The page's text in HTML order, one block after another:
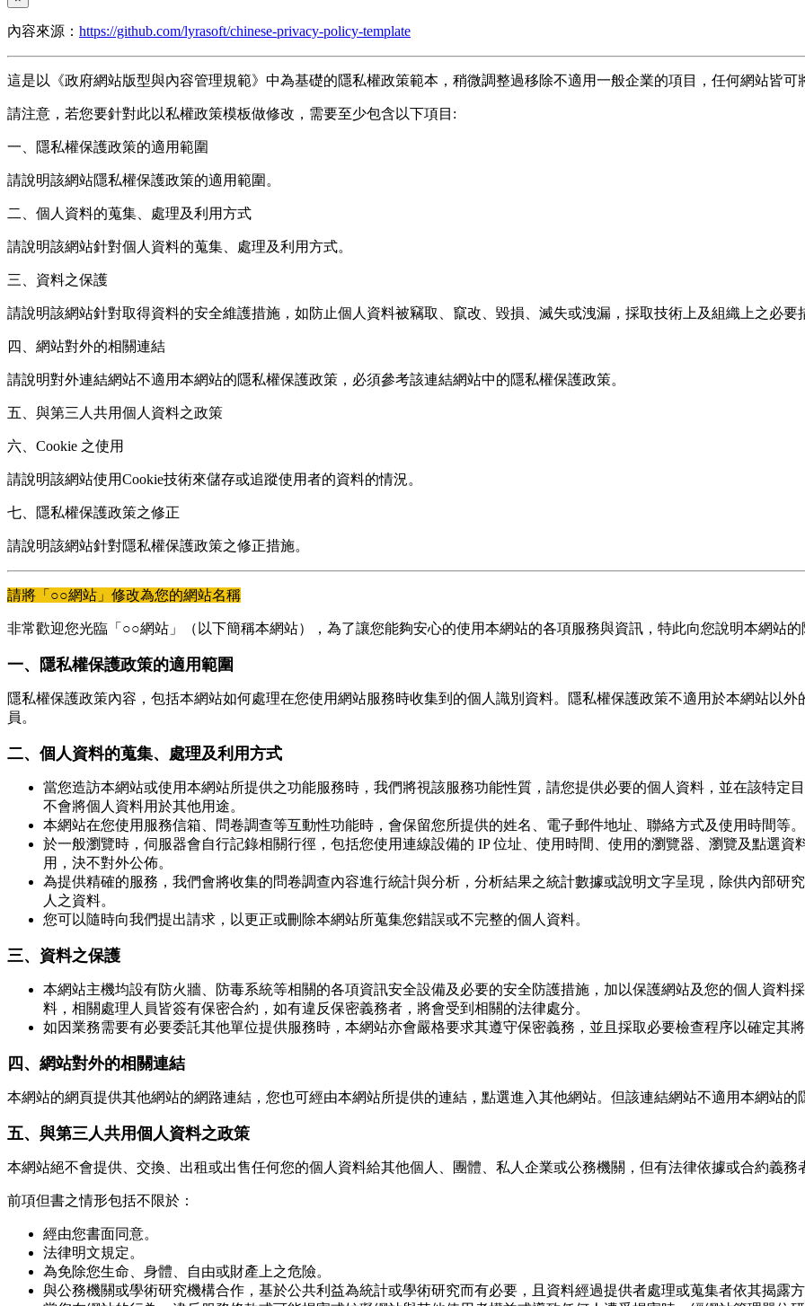
內容來源： https://github.com/lyrasoft/chinese-privacy-policy-template
這是以《政府網站版型與內容管理規範》中為基礎的隱私權政策範本，稍微調整過移除不適用一般企業的項目，任何網站皆
請注意，若您要針對此以私權政策模板做修改，需要至少包含以下項目:
一、隱私權保護政策的適用範圍
請說明該網站隱私權保護政策的適用範圍。
二、個人資料的蒐集、處理及利用方式
請說明該網站針對個人資料的蒐集、處理及利用方式。
三、資料之保護
請說明該網站針對取得資料的安全維護措施，如防止個人資料被竊取、竄改、毀損、滅失或洩漏，採取技術上及組織上之必要
四、網站對外的相關連結
請說明對外連結網站不適用本網站的隱私權保護政策，必須參考該連結網站中的隱私權保護政策。
五、與第三人共用個人資料之政策
六、Cookie 之使用
請說明該網站使用Cookie技術來儲存或追蹤使用者的資料的情況。
七、隱私權保護政策之修正
請說明該網站針對隱私權保護政策之修正措施。
請將「○○網站」修改為您的網站名稱
非常歡迎您光臨「○○網站」（以下簡稱本網站），為了讓您能夠安心的使用本網站的各項服務與資訊，特此向您說明本網站
一、隱私權保護政策的適用範圍
隱私權保護政策內容，包括本網站如何處理在您使用網站服務時收集到的個人識別資料。隱私權保護政策不適用於本網站以
員。
二、個人資料的蒐集、處理及利用方式
當您造訪本網站或使用本網站所提供之功能服務時，我們將視該服務功能性質，請您提供必要的個人資料，並在該特定
不會將個人資料用於其他用途。
本網站在您使用服務信箱、問卷調查等互動性功能時，會保留您所提供的姓名、電子郵件地址、聯絡方式及使用時間等。
於一般瀏覽時，伺服器會自行記錄相關行徑，包括您使用連線設備的 IP 位址、使用時間、使用的瀏覽器、瀏覽及點選
用，決不對外公佈。
為提供精確的服務，我們會將收集的問卷調查內容進行統計與分析，分析結果之統計數據或說明文字呈現，除供內部研
人之資料。
您可以隨時向我們提出請求，以更正或刪除本網站所蒐集您錯誤或不完整的個人資料。
三、資料之保護
本網站主機均設有防火牆、防毒系統等相關的各項資訊安全設備及必要的安全防護措施，加以保護網站及您的個人資料
料，相關處理人員皆簽有保密合約，如有違反保密義務者，將會受到相關的法律處分。
如因業務需要有必要委託其他單位提供服務時，本網站亦會嚴格要求其遵守保密義務，並且採取必要檢查程序以確定其
四、網站對外的相關連結
本網站的網頁提供其他網站的網路連結，您也可經由本網站所提供的連結，點選進入其他網站。但該連結網站不適用本網站
五、與第三人共用個人資料之政策
本網站絕不會提供、交換、出租或出售任何您的個人資料給其他個人、團體、私人企業或公務機關，但有法律依據或合約義務
前項但書之情形包括不限於：
經由您書面同意。
法律明文規定。
為免除您生命、身體、自由或財產上之危險。
與公務機關或學術研究機構合作，基於公共利益為統計或學術研究而有必要，且資料經過提供者處理或蒐集者依其揭露